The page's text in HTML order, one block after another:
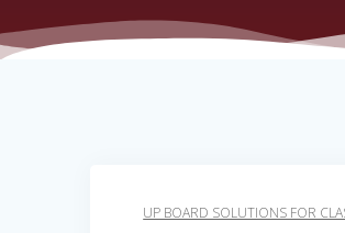
UP BOARD SOLUTIONS FOR